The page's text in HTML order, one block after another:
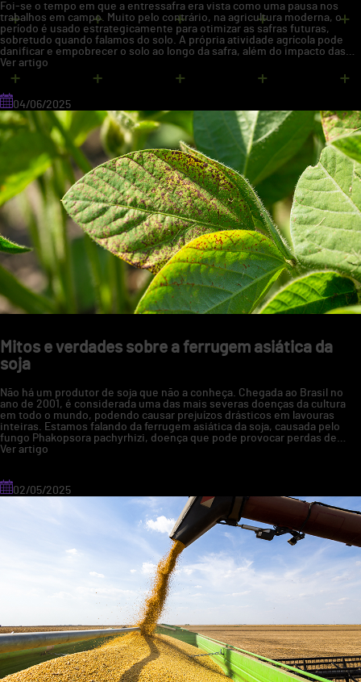
Foi-se o tempo em que a entressafra era vista como uma pausa nos
trabalhos em campo. Muito pelo contrário, na agricultura moderna, o
período é usado estrategicamente para otimizar as safras futuras,
sobretudo quando falamos do solo. A própria atividade agrícola pode
danificar e empobrecer o solo ao longo da safra, além do impacto das…
Ver artigo
04/06/2025
Mitos e verdades sobre a ferrugem asiática da
soja
Não há um produtor de soja que não a conheça. Chegada ao Brasil no
ano de 2001, é considerada uma das mais severas doenças da cultura
em todo o mundo, podendo causar prejuízos drásticos em lavouras
inteiras. Estamos falando da ferrugem asiática da soja, causada pelo
fungo Phakopsora pachyrhizi, doença que pode provocar perdas de…
Ver artigo
02/05/2025